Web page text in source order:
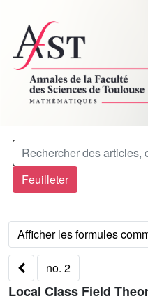
Feuilleter
no. 2
Local Class Field